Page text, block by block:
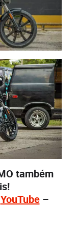
também
YouTube–